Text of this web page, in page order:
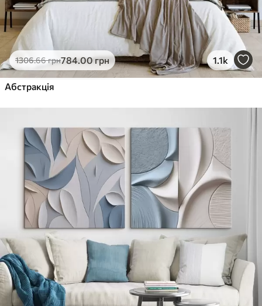
1306.66грн784.00грн 1.1k
Абстракція